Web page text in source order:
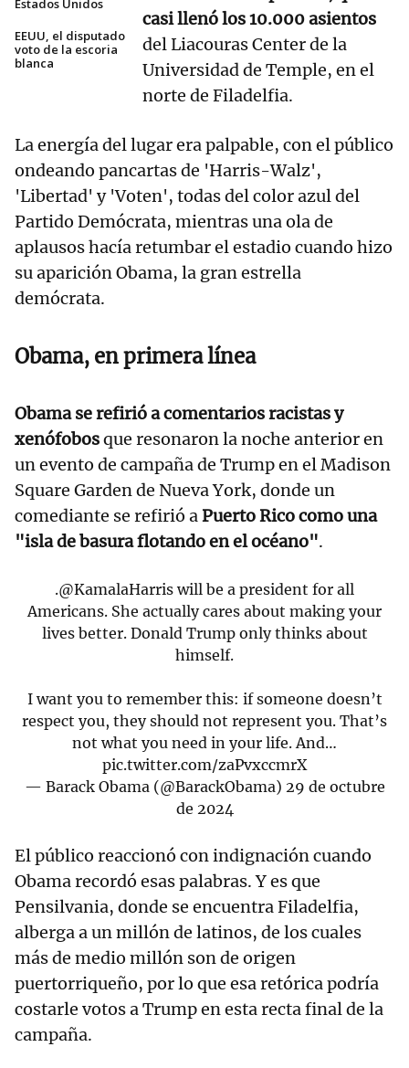
Estados Unidos
EEUU, el disputado
voto de la escoria
blanca
casi llenó los 10.000 asientos
del Liacouras Center de la
Universidad de Temple, en el
norte de Filadelfia.
La energía del lugar era palpable, con el público
ondeando pancartas de 'Harris-Walz',
'Libertad' y 'Voten', todas del color azul del
Partido Demócrata, mientras una ola de
aplausos hacía retumbar el estadio cuando hizo
su aparición Obama, la gran estrella
demócrata.
Obama, en primera línea
Obama se refirió a comentarios racistas y
xenófobosque resonaron la noche anterior en
un evento de campaña de Trump en el Madison
Square Garden de Nueva York, donde un
comediante se refirió aPuerto Rico como una
"isla de basura flotando en el océano".
.@KamalaHarris will be a president for all
Americans. She actually cares about making your
lives better. Donald Trump only thinks about
himself.
I want you to remember this: if someone doesn’t
respect you, they should not represent you. That’s
not what you need in your life. And…
pic.twitter.com/zaPvxccmrX
— Barack Obama (@BarackObama) 29 de octubre
de 2024
El público reaccionó con indignación cuando
Obama recordó esas palabras. Y es que
Pensilvania, donde se encuentra Filadelfia,
alberga a un millón de latinos, de los cuales
más de medio millón son de origen
puertorriqueño, por lo que esa retórica podría
costarle votos a Trump en esta recta final de la
campaña.